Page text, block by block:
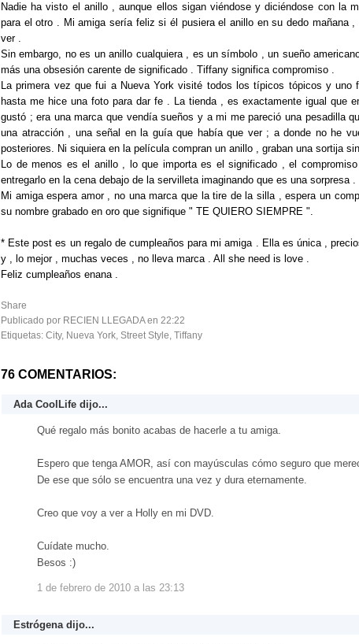
Nadie ha visto el anillo , aunque ellos sigan viéndose y diciéndose con la
para el otro . Mi amiga sería feliz si él pusiera el anillo en su dedo mañana ,
ver .
Sin embargo, no es un anillo cualquiera , es un símbolo , un sueño
más una obsesión carente de significado . Tiffany significa compromiso .
La primera vez que fui a Nueva York visité todos los típicos tópicos y
hasta me hice una foto para dar fe . La tienda , es exactamente igual que
gustó ; era una marca que vendía sueños y a mi me pareció una pesadilla
una atracción , una señal en la guía que había que ver ; a donde no he
posteriores. Ni siquiera en la película compran un anillo , graban una sortija
Lo de menos es el anillo , lo que importa es el significado , el
entregarlo en la cena debajo de la servilleta imaginando que es una sorpresa .
Mi amiga espera amor , no una marca que la tire de la silla , espera un
su nombre grabado en oro que signifique " TE QUIERO SIEMPRE ".
* Este post es un regalo de cumpleaños para mi amiga . Ella es única ,
y , lo mejor , muchas veces , no lleva marca . All she need is love .
Feliz cumpleaños enana .
Share
Publicado por RECIEN LLEGADAen 22:22
Etiquetas: City, Nueva York, Street Style, Tiffany
76 COMENTARIOS:
Ada CoolLife dijo...
Qué regalo más bonito acabas de hacerle a tu amiga.
Espero que tenga AMOR, así con mayúsculas cómo seguro que
De ese que sólo se encuentra una vez y dura eternamente.
Creo que voy a ver a Holly en mi DVD.
Cuídate mucho.
Besos :)
1 de febrero de 2010 a las 23:13
Estrógenadijo...